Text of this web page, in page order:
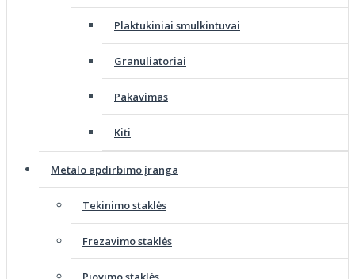
Plaktukiniai smulkintuvai
Granuliatoriai
Pakavimas
Kiti
Metalo apdirbimo įranga
Tekinimo staklės
Frezavimo staklės